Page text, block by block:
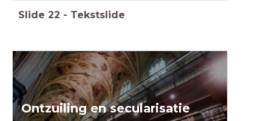
Slide 22 - Tekstslide
Ontzuiling en secularisatie